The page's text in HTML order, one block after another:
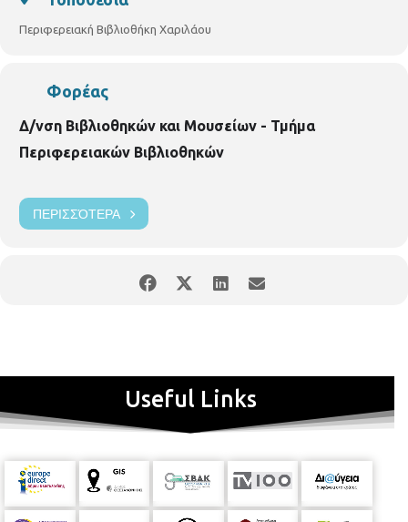
ενώ θα υπάρξει λίστα αναμονής σε περίπτωση υπεράριθμων
εγγραφών.Περιφερειακή Βιβλιοθήκη Χαριλάου
Περιφερειακή Βιβλιοθήκη Χαριλάου
Φορέας
Δ/νση Βιβλιοθηκών και Μουσείων - Τμήμα
Περιφερειακών Βιβλιοθηκών
ΠΕΡΙΣΣΌΤΕΡΑ
Useful Links